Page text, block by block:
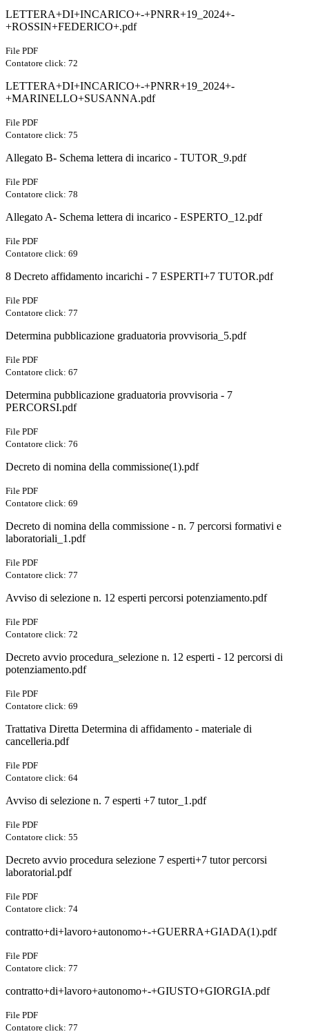
LETTERA+DI+INCARICO+-+PNRR+19_2024+-
+ROSSIN+FEDERICO+.pdf
File PDF
Contatore click: 72
LETTERA+DI+INCARICO+-+PNRR+19_2024+-
+MARINELLO+SUSANNA.pdf
File PDF
Contatore click: 75
Allegato B- Schema lettera di incarico - TUTOR_9.pdf
File PDF
Contatore click: 78
Allegato A- Schema lettera di incarico - ESPERTO_12.pdf
File PDF
Contatore click: 69
8 Decreto affidamento incarichi - 7 ESPERTI+7 TUTOR.pdf
File PDF
Contatore click: 77
Determina pubblicazione graduatoria provvisoria_5.pdf
File PDF
Contatore click: 67
Determina pubblicazione graduatoria provvisoria - 7
PERCORSI.pdf
File PDF
Contatore click: 76
Decreto di nomina della commissione(1).pdf
File PDF
Contatore click: 69
Decreto di nomina della commissione - n. 7 percorsi formativi e
laboratoriali_1.pdf
File PDF
Contatore click: 77
Avviso di selezione n. 12 esperti percorsi potenziamento.pdf
File PDF
Contatore click: 72
Decreto avvio procedura_selezione n. 12 esperti - 12 percorsi di
potenziamento.pdf
File PDF
Contatore click: 69
Trattativa Diretta Determina di affidamento - materiale di
cancelleria.pdf
File PDF
Contatore click: 64
Avviso di selezione n. 7 esperti +7 tutor_1.pdf
File PDF
Contatore click: 55
Decreto avvio procedura selezione 7 esperti+7 tutor percorsi
laboratorial.pdf
File PDF
Contatore click: 74
contratto+di+lavoro+autonomo+-+GUERRA+GIADA(1).pdf
File PDF
Contatore click: 77
contratto+di+lavoro+autonomo+-+GIUSTO+GIORGIA.pdf
File PDF
Contatore click: 77